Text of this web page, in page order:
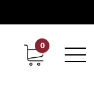
Carrières chez Hoskin
0